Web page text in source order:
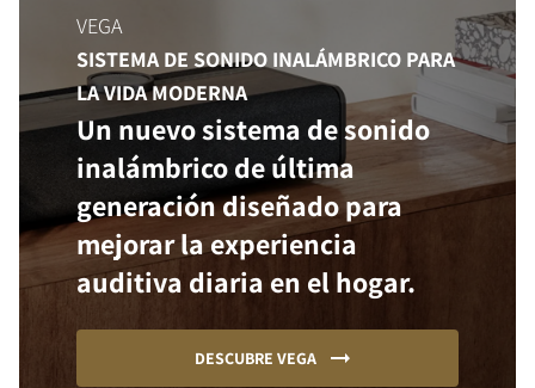
VEGA
SISTEMA DE SONIDO INALÁMBRICO PARA
LA VIDA MODERNA
Un nuevo sistema de sonido
inalámbrico de última
generación diseñado para
mejorar la experiencia
auditiva diaria en el hogar.
DESCUBRE VEGA